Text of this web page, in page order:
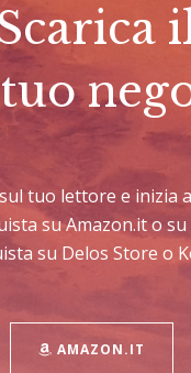
tuo
tuo lettore e inizia
su Amazon.it o
su Delos Store o
AMAZON.IT